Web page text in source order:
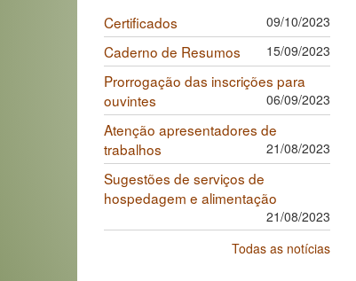
Certificados 09/10/2023
Caderno de Resumos 15/09/2023
Prorrogação das inscrições para
ouvintes
06/09/2023
Atenção apresentadores de
trabalhos
21/08/2023
Sugestões de serviços de
hospedagem e alimentação
21/08/2023
Todas as notícias